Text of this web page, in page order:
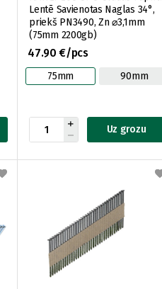
Lentē Savienotas Naglas 34°,
priekš PN3490, Zn ⌀3,1mm
(75mm 2200gb)
47.90 €/pcs
75mm 90mm
Uz grozu